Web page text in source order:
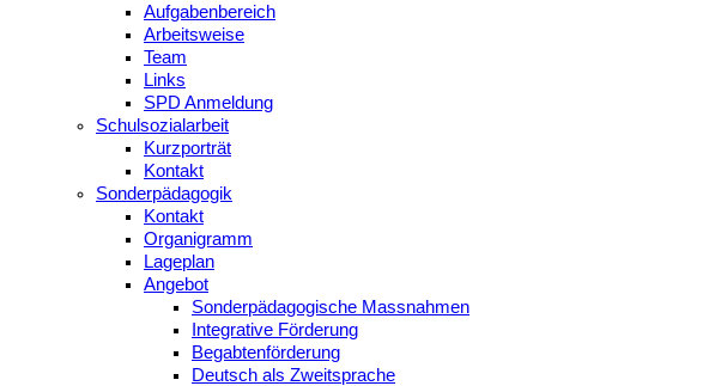
Aufgabenbereich
Arbeitsweise
Team
Links
SPD Anmeldung
Schulsozialarbeit
Kurzporträt
Kontakt
Sonderpädagogik
Kontakt
Organigramm
Lageplan
Angebot
Sonderpädagogische Massnahmen
Integrative Förderung
Begabtenförderung
Deutsch als Zweitsprache